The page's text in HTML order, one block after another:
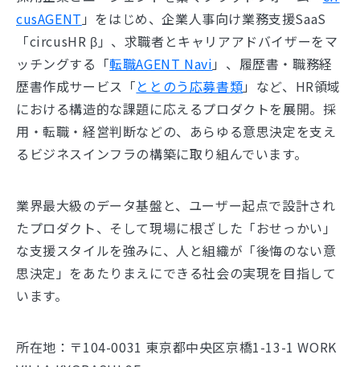
cusAGENT 」をはじめ、企業人事向け業務支援SaaS
「circusHR β」、求職者とキャリアアドバイザーをマ
ッチングする「転職AGENT Navi 」、履歴書・職務経
歴書作成サービス「ととのう応募書類」など、HR領域
における構造的な課題に応えるプロダクトを展開。採
用・転職・経営判断などの、あらゆる意思決定を支え
るビジネスインフラの構築に取り組んでいます。
業界最大級のデータ基盤と、ユーザー起点で設計され
たプロダクト、そして現場に根ざした「おせっかい」
な支援スタイルを強みに、人と組織が「後悔のない意
思決定」をあたりまえにできる社会の実現を目指して
います。
所在地：〒104-0031 東京都中央区京橋1-13-1 WORK